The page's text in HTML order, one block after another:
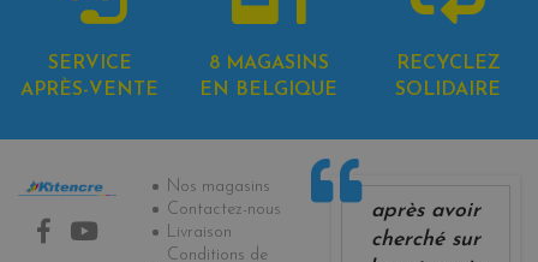
SERVICE
APRÈS-VENTE
8 MAGASINS
EN BELGIQUE
RECYCLEZ
SOLIDAIRE
Informations
Nos magasins
Contactez-nous
Livraison
Conditions de
après avoir
cherché sur